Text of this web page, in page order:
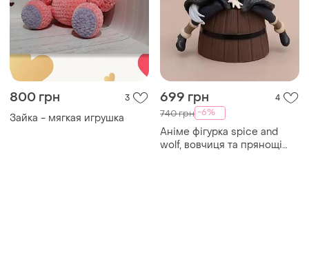
800 грн 3
Зайка - мягкая игрушка
699 грн 4
740 грн -6%
Аніме фігурка spice and
wolf, вовчиця та прянощі